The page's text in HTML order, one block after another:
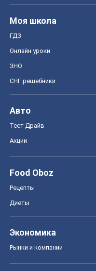
Моя школа
ГДЗ
Онлайн уроки
ЗНО
СНГ решебники
Авто
Тест Драйв
Акции
Food Oboz
Рецепты
Диеты
Экономика
Рынки и компании